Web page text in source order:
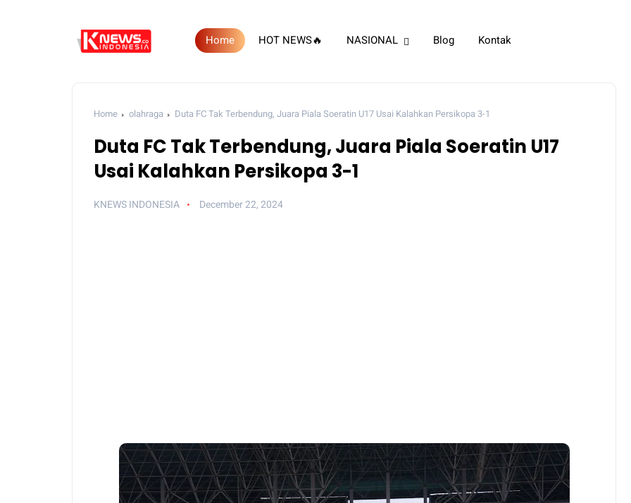
Home HOT NEWS🔥 NASIONAL Blog Kontak
Home olahraga Duta FC Tak Terbendung, Juara Piala Soeratin U17 Usai Kalahkan Persikopa 3-1
Duta FC Tak Terbendung, Juara Piala Soeratin U17
Usai Kalahkan Persikopa 3-1
KNEWS INDONESIA December 22, 2024